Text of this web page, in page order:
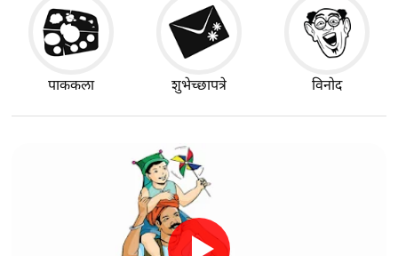
पाककला शुभेच्छापत्रे विनोद